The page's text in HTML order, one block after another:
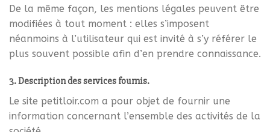
De la même façon, les mentions légales peuvent être
modifiées à tout moment : elles s’imposent
néanmoins à l’utilisateur qui est invité à s’y référer le
plus souvent possible afin d’en prendre connaissance.
3. Description des services fournis.
Le site petitloir.com a pour objet de fournir une
information concernant l’ensemble des activités de la